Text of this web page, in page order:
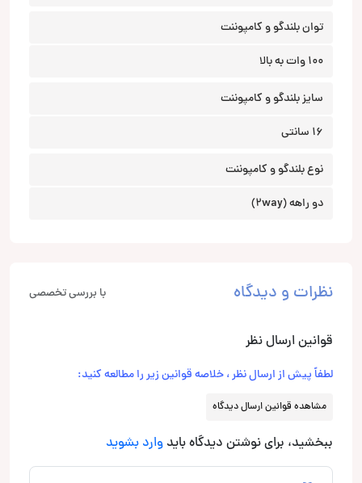
توان بلندگو و کامپوننت
100 وات به بالا
سایز بلندگو و کامپوننت
16 سانتی
نوع بلندگو و کامپوننت
دو راهه (2way)
نظرات و دیدگاه با بررسی تخصصی
قوانین ارسال نظر
لطفاً پیش از ارسال نظر ، خلاصه قوانین زیر را مطالعه کنید:
مشاهده قوانین ارسال دیدگاه
ببخشید، برای نوشتن دیدگاه باید وارد بشوید